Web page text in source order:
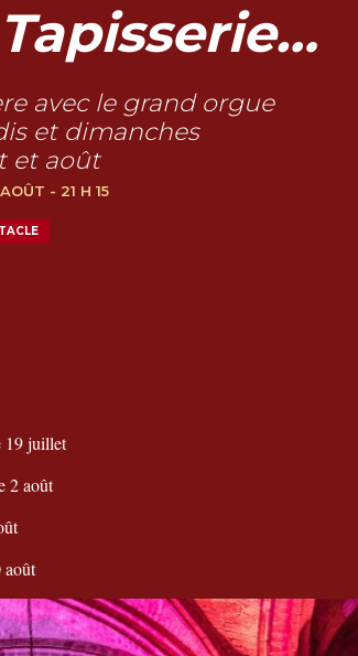
avec le grand orgue
et dimanches
et août
- 21 H 15
19 juillet
2 août
août